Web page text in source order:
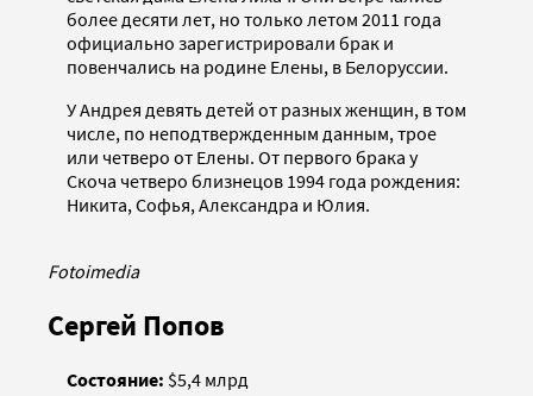
более десяти лет, но только летом 2011 года
официально зарегистрировали брак и
повенчались на родине Елены, в Белоруссии.
У Андрея девять детей от разных женщин, в том
числе, по неподтвержденным данным, трое
или четверо от Елены. От первого брака у
Скоча четверо близнецов 1994 года рождения:
Никита, Софья, Александра и Юлия.
Fotoimedia
Сергей Попов
Состояние: $5,4 млрд